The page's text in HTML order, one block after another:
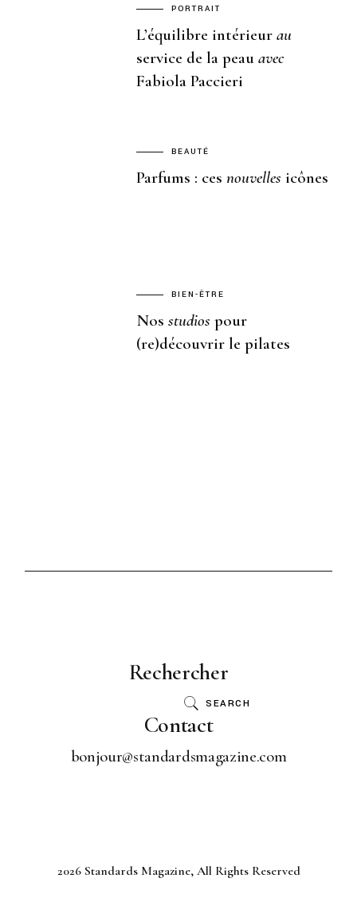
PORTRAIT
L’équilibre intérieurau
service de la peauavec
Fabiola Paccieri
BEAUTÉ
Parfums : cesnouvelles icônes
BIEN-ÊTRE
Nosstudios pour
(re)découvrir le pilates
Rechercher
SEARCH
Contact
bonjour@standardsmagazine.com
2026 Standards Magazine, All Rights Reserved